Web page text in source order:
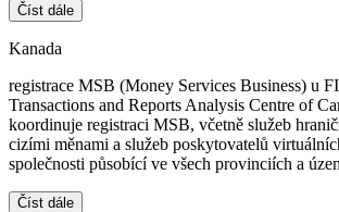
Číst dále
Kanada
registrace MSB (Money Services Business) u
Transactions and Reports Analysis Centre of
koordinuje registraci MSB, včetně služeb
cizími měnami a služeb poskytovatelů
společnosti působící ve všech provinciích a
Číst dále